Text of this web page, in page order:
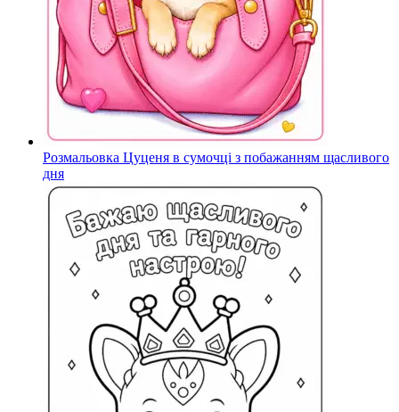
Розмальовка Цуценя в сумочці з побажанням щасливого
дня